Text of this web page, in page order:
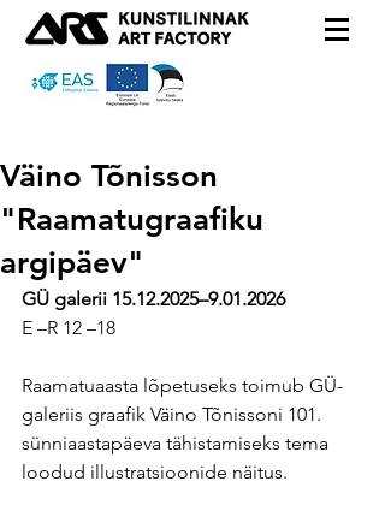
Väino Tõnisson
"Raamatugraafiku
argipäev"
GÜ galerii 15.12.2025–9.01.2026
E –R 12 –18
Raamatuaasta lõpetuseks toimub GÜ-
galeriis graafik Väino Tõnissoni 101.
sünniaastapäeva tähistamiseks tema
loodud illustratsioonide näitus.